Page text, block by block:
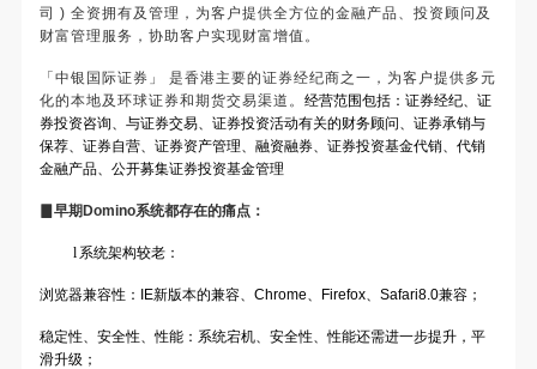
司 ) 全资拥有及管理，为客户提供全方位的金融产品、投资顾问及
财富管理服务，协助客户实现财富增值。
「中银国际证券」
是香港主要的证券经纪商之一，为客户提供多元
化的本地及环球证券和期货交易渠道。 经营范围包括：证券经纪、证
券投资咨询、与证券交易、证券投资活动有关的财务顾问、证券承销与
保荐、证券自营、证券资产管理、融资融券、证券投资基金代销、代销
金融产品、公开募集证券投资基金管理
▊早期Domino系统都存在的痛点：
l 系统架构较老：
浏览器兼容性：IE新版本的兼容、Chrome、Firefox、Safari8.0兼容；
稳定性、安全性、性能：系统宕机、安全性、性能还需进一步提升，平
滑升级；